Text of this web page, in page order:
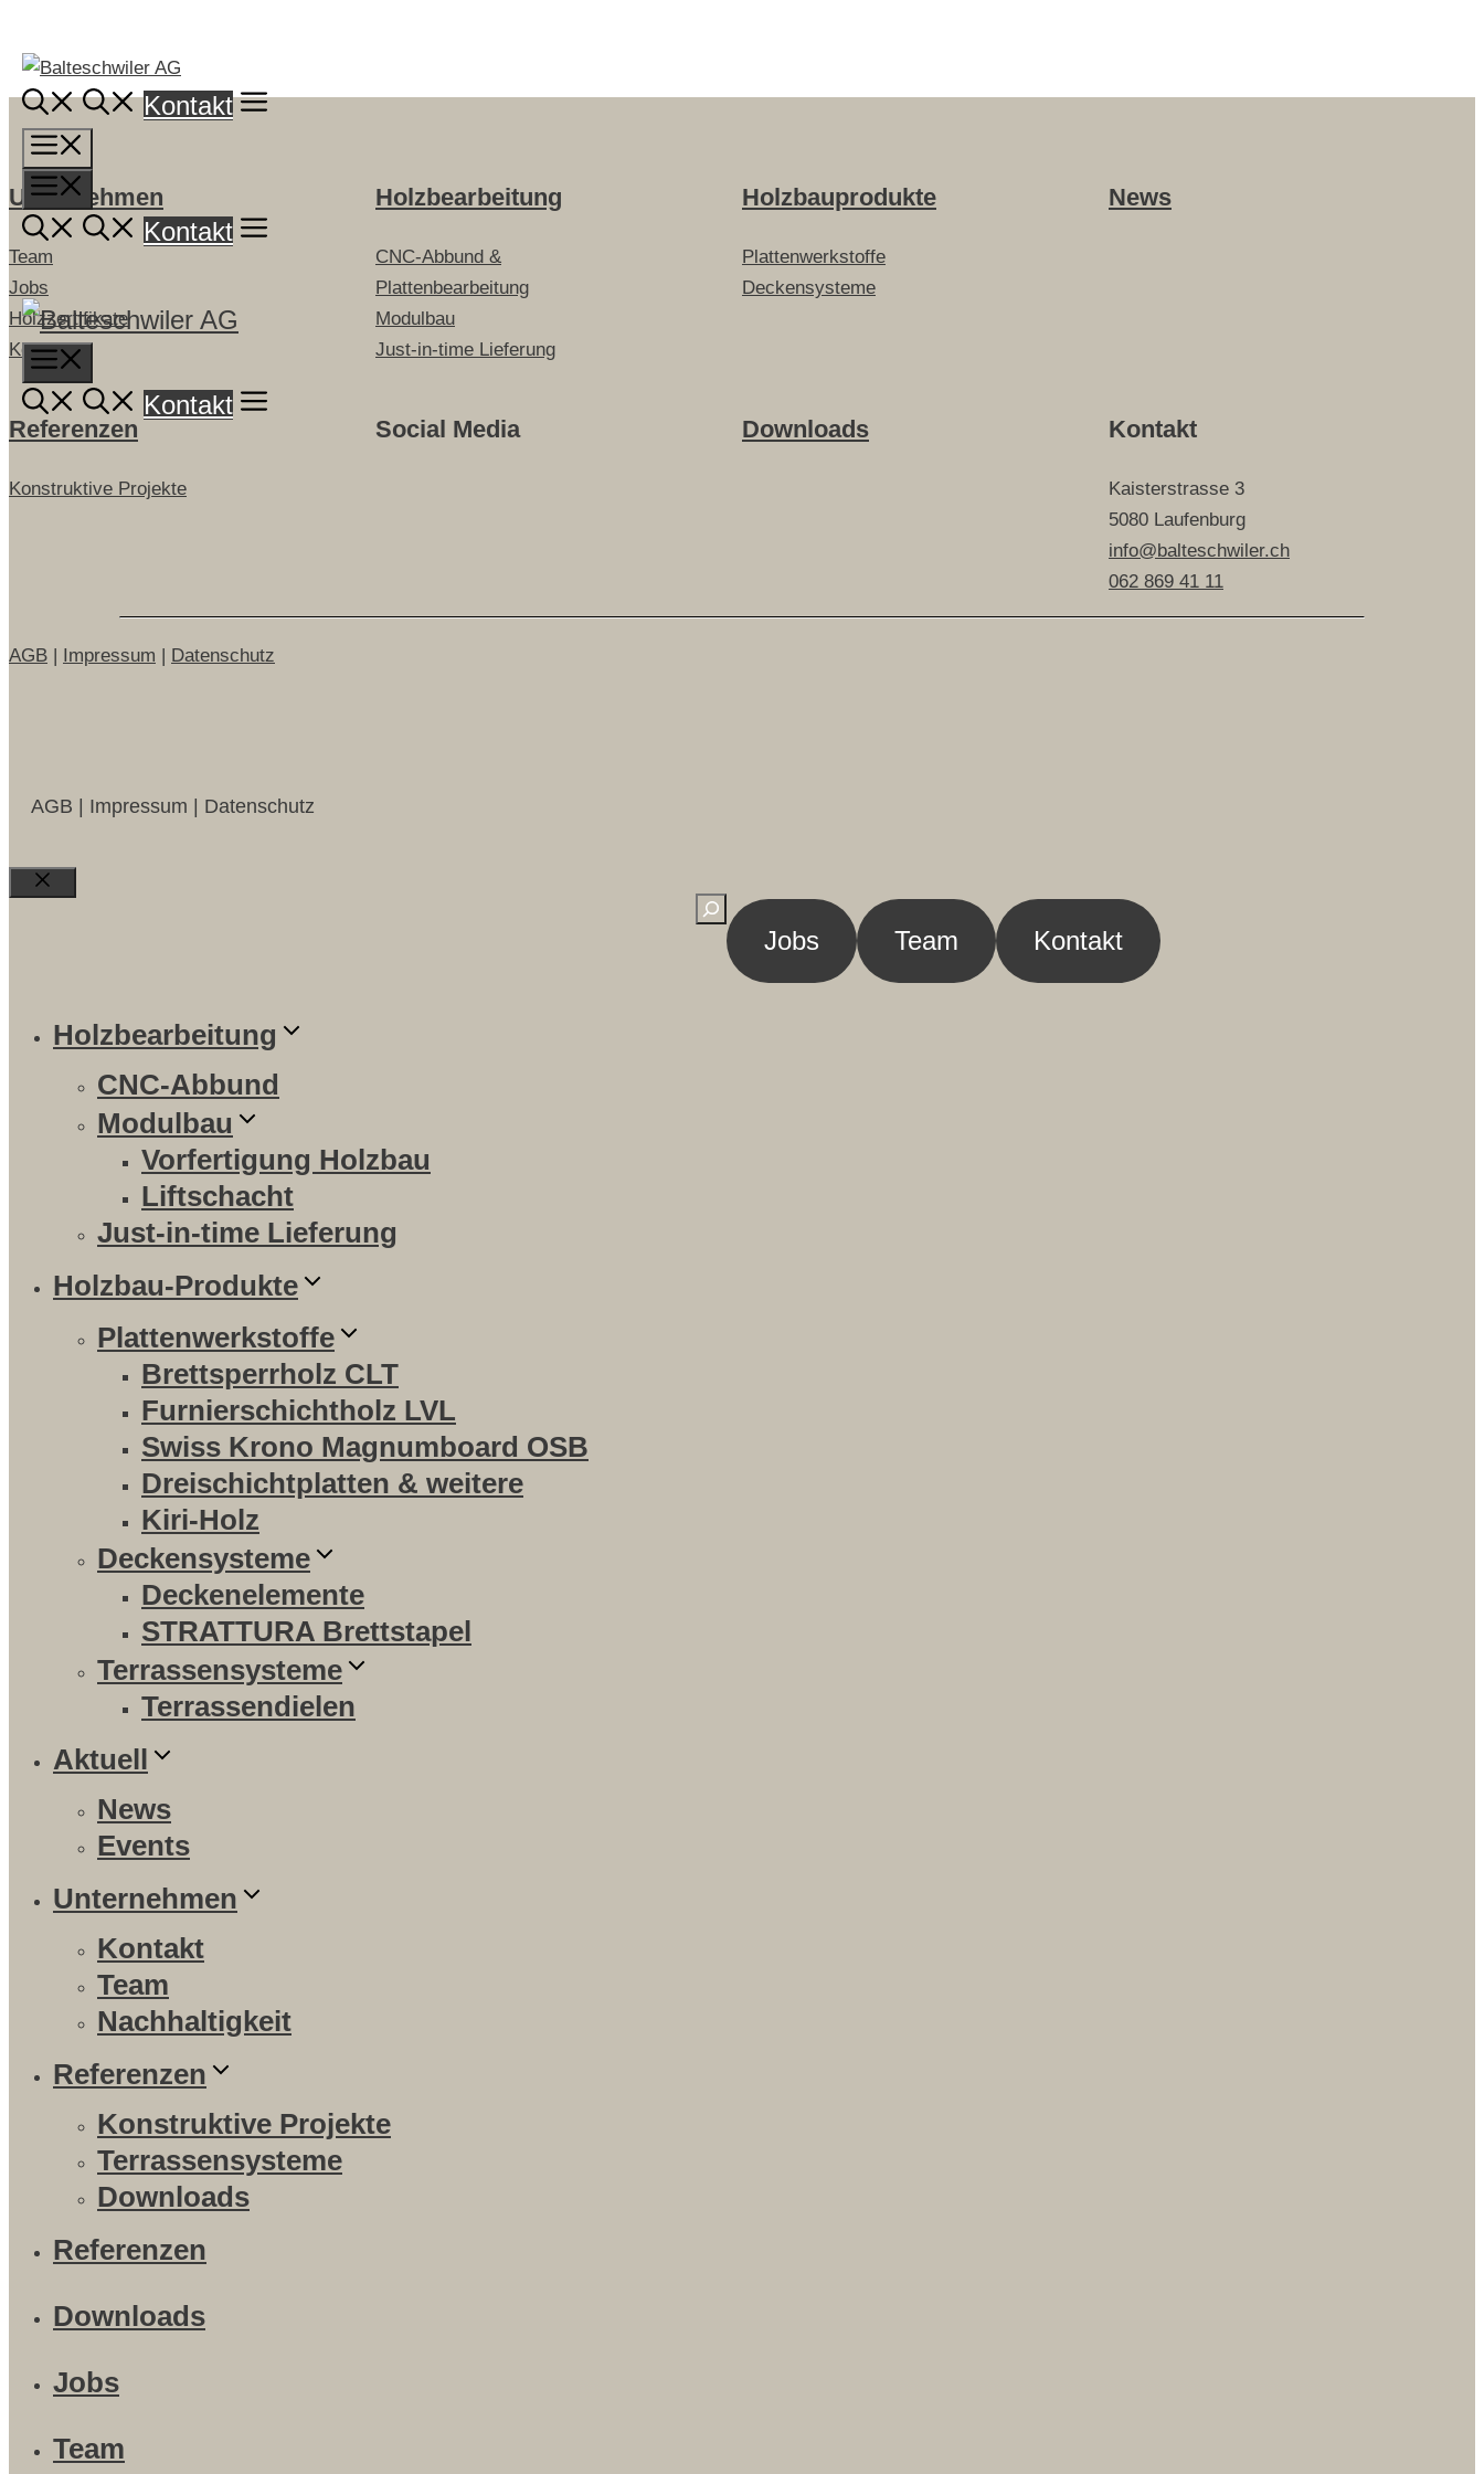
zum
Inhalt
Kontakt
Menü
Kontakt
Kontakt
Unternehmen
Team
Jobs
Holzzertifikate
Kontakt
Holzbearbeitung
CNC-Abbund &
Plattenbearbeitung
Modulbau
Just-in-time Lieferung
Holzbauprodukte
Plattenwerkstoffe
Deckensysteme
News
Referenzen
Konstruktive Projekte
Social Media Downloads Kontakt
Kaisterstrasse 3
5080 Laufenburg
info@balteschwiler.ch
062 869 41 11
AGB | Impressum | Datenschutz
AGB | Impressum | Datenschutz
Close Suchen
Jobs Team Kontakt
Holzbearbeitung
CNC-Abbund
Modulbau
Vorfertigung Holzbau
Liftschacht
Just-in-time Lieferung
Holzbau-Produkte
Plattenwerkstoffe
Brettsperrholz CLT
Furnierschichtholz LVL
Swiss Krono Magnumboard OSB
Dreischichtplatten & weitere
Kiri-Holz
Deckensysteme
Deckenelemente
STRATTURA Brettstapel
Terrassensysteme
Terrassendielen
Aktuell
News
Events
Unternehmen
Kontakt
Team
Nachhaltigkeit
Referenzen
Konstruktive Projekte
Terrassensysteme
Downloads
Referenzen
Downloads
Jobs
Team